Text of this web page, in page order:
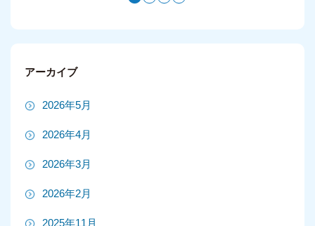
アーカイブ
2026年5月
2026年4月
2026年3月
2026年2月
2025年11月